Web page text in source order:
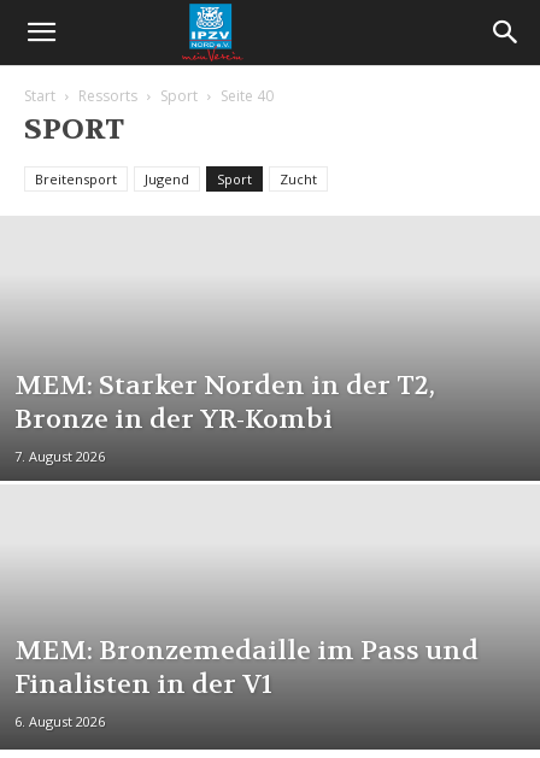
Start Ressorts Sport Seite 40
SPORT
Breitensport Jugend Sport Zucht
MEM: Starker Norden in der T2,
Bronze in der YR-Kombi
7. August 2026
MEM: Bronzemedaille im Pass und
Finalisten in der V1
6. August 2026